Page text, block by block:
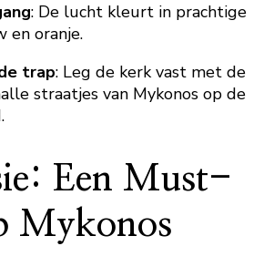
: De lucht kleurt in prachtige
en oranje.
trap: Leg de kerk vast met de
straatjes van Mykonos op de
Een Must-
Mykonos